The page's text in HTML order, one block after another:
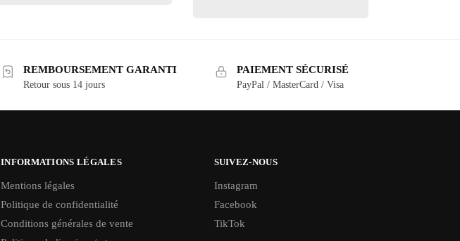
REMBOURSEMENT GARANTI
Retour sous 14 jours
PAIEMENT SÉCURISÉ
PayPal / MasterCard / Visa
INFORMATIONS LÉGALES
Mentions légales
Politique de confidentialité
Conditions générales de vente
SUIVEZ-NOUS
Instagram
Facebook
TikTok